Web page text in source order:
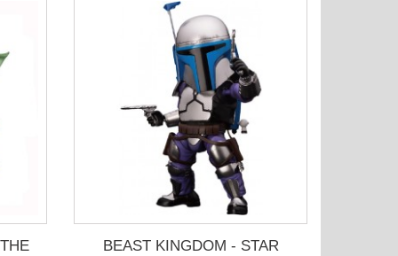
BEAST KINGDOM - STAR